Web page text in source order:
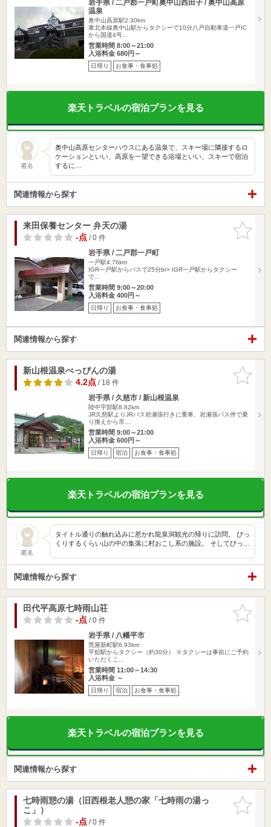
岩手県 / 二戸郡一戸町奥中山西田子 / 奥中山高原
温泉
奥中山高原駅2.30km
東北本線奥中山駅からタクシーで10分八戸自動車道一戸IC
から国道4号…
営業時間 8:00～21:00
入浴料金 680円～
日帰り お食事・食事処
楽天トラベルの宿泊プランを見る
匿名
奥中山高原センターハウスにある温泉で、スキー場に隣接するロ
ケーションといい、高原を一望できる浴場といい、スキーで宿泊
するに…
関連情報から探す
お気に入
りに追加
来田保養センター 弁天の湯
-点/ 0 件
岩手県 / 二戸郡一戸町
一戸駅4.76km
IGR一戸駅からバスで25分br> IGR一戸駅からタクシー
で…
営業時間 9:00～20:00
入浴料金 400円～
日帰り お食事・食事処
関連情報から探す
お気に入
りに追加
新山根温泉べっぴんの湯
4.2点/ 18 件
岩手県 / 久慈市 / 新山根温泉
陸中宇部駅8.82km
JR久慈駅よりJRバス岩瀬張行きに乗車、岩瀬張バス停で乗
り換えから市…
営業時間 9:00～21:00
入浴料金 600円～
日帰り 宿泊 お食事・食事処
楽天トラベルの宿泊プランを見る
匿名
タイトル通りの触れ込みに惹かれ龍泉洞観光の帰りに訪問。 びっ
くりするくらい山の中の集落に村おこし系の施設。 そしてびっ…
関連情報から探す
お気に入
りに追加
田代平高原七時雨山荘
-点/ 0 件
岩手県 / 八幡平市
荒屋新町駅6.93km
平舘駅からタクシー（約30分） ※タクシーは事前にご予約
いただくこ…
営業時間 11:00～14:30
入浴料金 ～
日帰り 宿泊 お食事・食事処
楽天トラベルの宿泊プランを見る
関連情報から探す
お気に入
りに追加
七時雨憩の湯（旧西根老人憩の家「七時雨の湯っ
こ」）
-点/ 0 件